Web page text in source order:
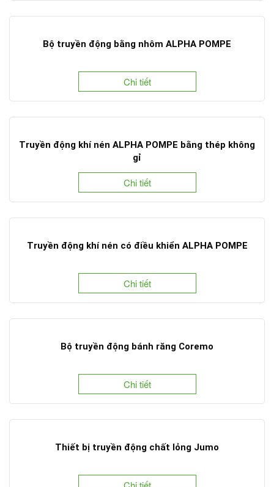
Bộ truyền động bằng nhôm ALPHA POMPE
Chi tiết
Truyền động khí nén ALPHA POMPE bằng thép không
gỉ
Chi tiết
Truyền động khí nén có điều khiển ALPHA POMPE
Chi tiết
Bộ truyền động bánh răng Coremo
Chi tiết
Thiết bị truyền động chất lỏng Jumo